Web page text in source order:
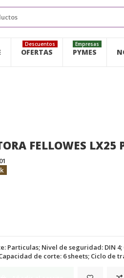
OFERTAS
Descuentos
PYMES
Empresas
FELLOWES
Particulas; Nivel de seguridad: DIN 4;
de corte: 6 sheets; Ciclo de